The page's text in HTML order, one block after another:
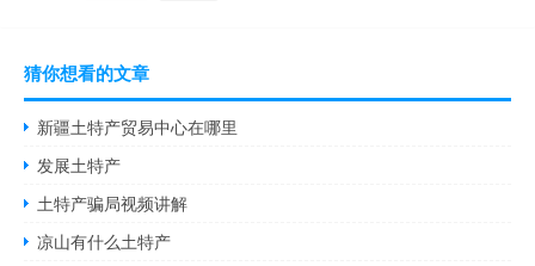
猜你想看的文章
新疆土特产贸易中心在哪里
发展土特产
土特产骗局视频讲解
凉山有什么土特产